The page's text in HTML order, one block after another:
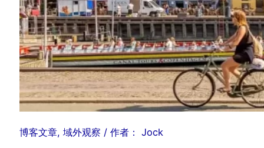
博客文章,域外观察 / 作者：
Jock